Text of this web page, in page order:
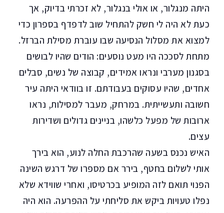
היתה מנגלור, או אולי בנגלור, לא זכרתי בדיוק, אך
כעת לא היה לי חשק להתחיל שוב לדפדף בספרון כדי
למצוא את מסלול הנסיעה שבו עוברת מסילת הברזל.
מתחת לסככה היו מעט נוסעים: הודים שהיו לבושים
בסגנון מערבי ונראו אמידים, קבוצה של נשים, סבלים
אחדים, שהיו עסוקים בעבודתם. זו בוודאי היתה עיר
חשובה ותעשייתית. במרחק, מעבר למסילות, נראו
ארובות של מפעל כלשהו, בניינים גדולים ושדירות
עצים.
האיש נכנס בשעה שהרכבת החלה לנוע, הוא בירך
אותי לשלום בחטף, בירר אם מספרו של דרגש השינה
הפנוי תואם לזה המופיע בכרטיסו, ואחרי שווידא שלא
נפלו טעויות ביקש את סליחתי על ההפרעה. הוא היה